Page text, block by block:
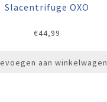
Slacentrifuge OXO
€44,99
aan winkelwagen